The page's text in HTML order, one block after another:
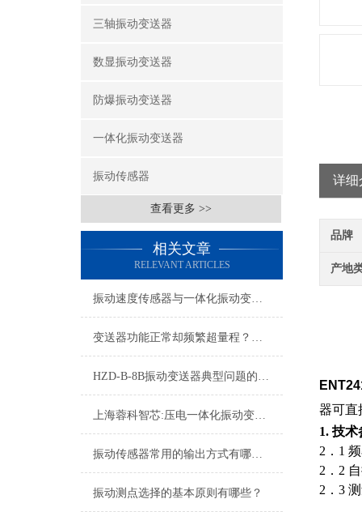
三轴振动变送器
数显振动变送器
防爆振动变送器
一体化振动变送器
振动传感器
查看更多 >>
相关文章
RELEVANT ARTICLES
振动速度传感器与一体化振动变送器现场工况适配及应用用途
变送器功能正常却频繁超量程？电机现场振动问题深度排查指南
HZD-B-8B振动变送器典型问题的快速诊断与应对策略分享
上海蓉科智芯:压电一体化振动变送器
振动传感器常用的输出方式有哪些？
振动测点选择的基本原则有哪些？
详细
品牌
产地
器可直
1. 技术
2．1
2．2
2．3